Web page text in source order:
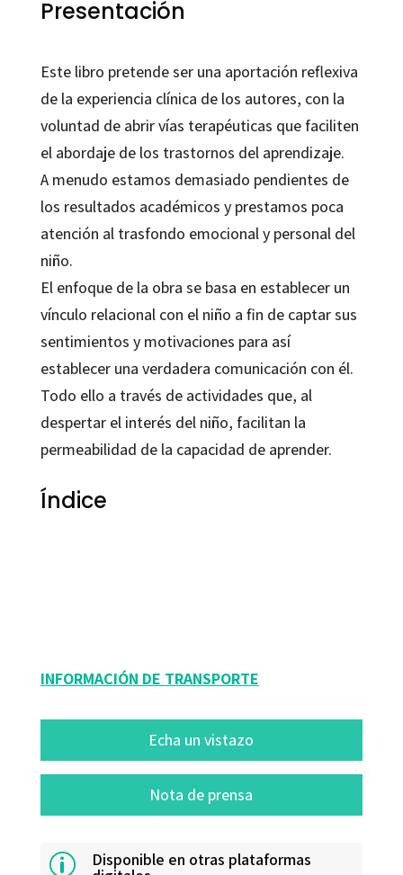
Presentación
Este libro pretende ser una aportación reflexiva
de la experiencia clínica de los autores, con la
voluntad de abrir vías terapéuticas que faciliten
el abordaje de los trastornos del aprendizaje.
A menudo estamos demasiado pendientes de
los resultados académicos y prestamos poca
atención al trasfondo emocional y personal del
niño.
El enfoque de la obra se basa en establecer un
vínculo relacional con el niño a fin de captar sus
sentimientos y motivaciones para así
establecer una verdadera comunicación con él.
Todo ello a través de actividades que, al
despertar el interés del niño, facilitan la
permeabilidad de la capacidad de aprender.
Índice
INFORMACIÓN DE TRANSPORTE
Echa un vistazo
Nota de prensa
p Disponible en otras plataformas